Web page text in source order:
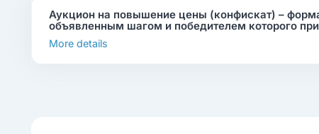
Аукцион на повышение цены (конфискат) –
объявленным шагом и победителем которого
More details